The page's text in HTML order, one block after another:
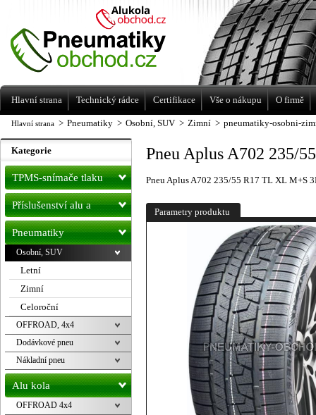
Hlavní strana > Pneumatiky > Osobní, SUV > Zimní > pneumatiky-osobni-
Pneu Aplus A702 235/
Pneu Aplus A702 235/55 R17 TL XL M+S
Parametry produktu
Kategorie
TPMS-snímače tlaku
Příslušenství alu a
pneu
Pneumatiky
Osobní, SUV
Letní
Zimní
Celoroční
OFFROAD, 4x4
Dodávkové pneu
Nákladní pneu
Alu kola
OFFROAD 4x4
Levné pneumatiky letní, zimní, Alu kola
a litá kola Racing Line
Hlavní strana Technický rádce Certifikace Vše o nákupu O firmě